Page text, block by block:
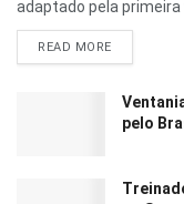
adaptado pela primeira
READ MORE
pelo